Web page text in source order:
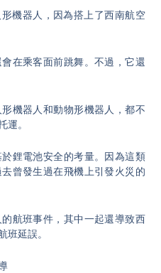
機器人，因為搭上了西南航空
在乘客面前跳舞。不過，它還
機器人和動物形機器人，都不
運。
鋰電池安全的考量。因為這類
曾發生過在飛機上引發火災的
航班事件，其中一起還導致西
班延誤。